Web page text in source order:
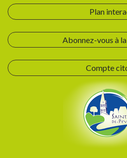
Plan
Abonnez-vous à
Compte